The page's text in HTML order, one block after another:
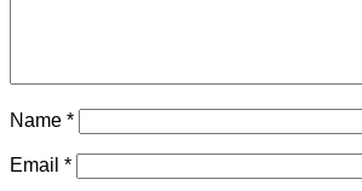
Name *
Email *